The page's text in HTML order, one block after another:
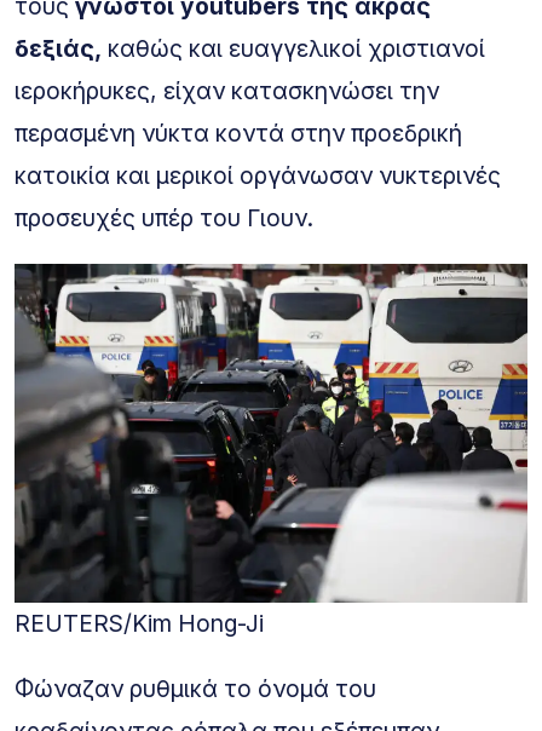
τους γνωστοί youtubers της άκρας
δεξιάς, καθώς και ευαγγελικοί χριστιανοί
ιεροκήρυκες, είχαν κατασκηνώσει την
περασμένη νύκτα κοντά στην προεδρική
κατοικία και μερικοί οργάνωσαν νυκτερινές
προσευχές υπέρ του Γιουν.
REUTERS/Kim Hong-Ji
Φώναζαν ρυθμικά το όνομά του